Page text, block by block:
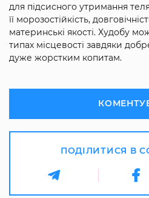
для підсисного утримання
її морозостійкість,
материнські якості. Худобу
типах місцевості завдяки
дуже жорстким копитам.
ПОДІЛИТИСЯ В